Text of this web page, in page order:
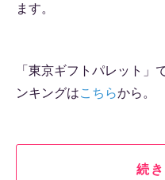
ます。
「東京ギフトパレット」
ンキングはこちらから。
続